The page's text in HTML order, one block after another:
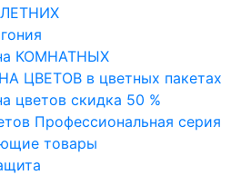
КОМНАТНЫХ
ЦВЕТОВ в цветных пакетах
цветов скидка 50 %
Профессиональная серия
товары